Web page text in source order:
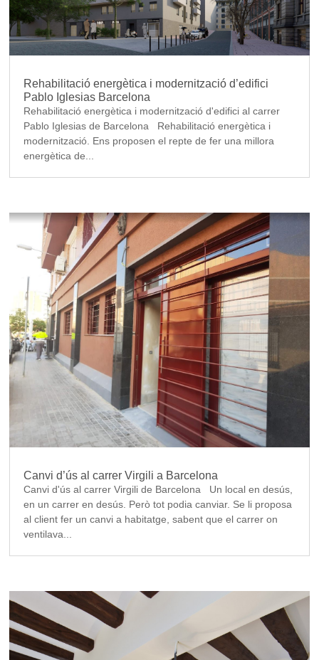
Rehabilitació energètica i modernització d’edifici
Pablo Iglesias Barcelona
Rehabilitació energètica i modernització d'edifici al carrer
Pablo Iglesias de Barcelona Rehabilitació energètica i
modernització. Ens proposen el repte de fer una millora
energètica de...
Canvi d’ús al carrer Virgili a Barcelona
Canvi d'ús al carrer Virgili de Barcelona Un local en desús,
en un carrer en desús. Però tot podia canviar. Se li proposa
al client fer un canvi a habitatge, sabent que el carrer on
ventilava...